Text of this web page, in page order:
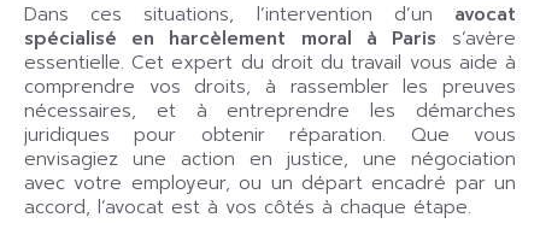
Dans ces situations, l’intervention d’un avocat
spécialisé en harcèlement moral à Paris s’avère
essentielle. Cet expert du droit du travail vous aide à
comprendre vos droits, à rassembler les preuves
nécessaires, et à entreprendre les démarches
juridiques pour obtenir réparation. Que vous
envisagiez une action en justice, une négociation
avec votre employeur, ou un départ encadré par un
accord, l’avocat est à vos côtés à chaque étape.